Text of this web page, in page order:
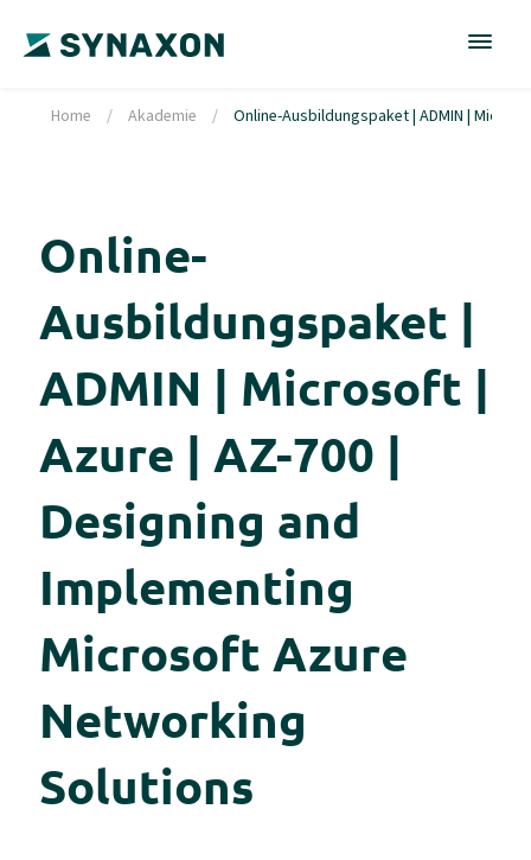
Home / Akademie / Online-Ausbildungspaket | ADMIN |
Online-
Ausbildungspaket |
ADMIN | Microsoft |
Azure | AZ-700 |
Designing and
Implementing
Microsoft Azure
Networking
Solutions